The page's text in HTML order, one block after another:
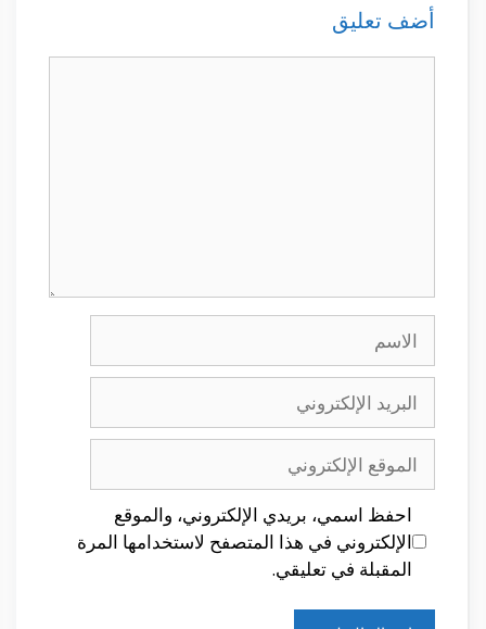
أضف تعليق
الإلكتروني
الإلكتروني
احفظ اسمي، بريدي الإلكتروني، والموقع
الإلكتروني في هذا المتصفح لاستخدامها المرة
المقبلة في تعليقي.